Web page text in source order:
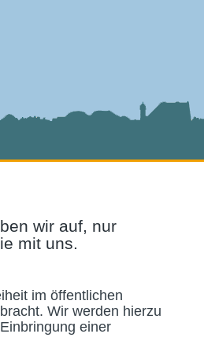
wir auf, nur
mit uns.
im öffentlichen
Wir werden hierzu
einer